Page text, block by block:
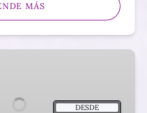
MÁS
DESDE